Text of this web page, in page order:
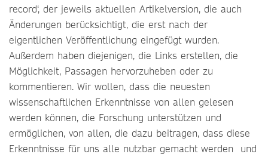
record‘, der jeweils aktuellen Artikelversion, die auch
Änderungen berücksichtigt, die erst nach der
eigentlichen Veröffentlichung eingefügt wurden.
Außerdem haben diejenigen, die Links erstellen, die
Möglichkeit, Passagen hervorzuheben oder zu
kommentieren. Wir wollen, dass die neuesten
wissenschaftlichen Erkenntnisse von allen gelesen
werden können, die Forschung unterstützen und
ermöglichen, von allen, die dazu beitragen, dass diese
Erkenntnisse für uns alle nutzbar gemacht werden und